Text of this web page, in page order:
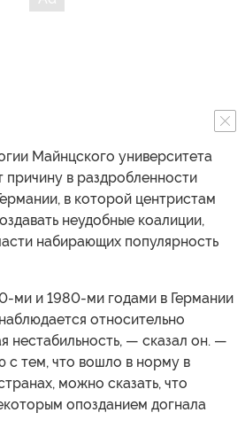
Майнцского университета
в раздробленности
в которой центристам
неудобные коалиции,
набирающих популярность
ми и 1980-ми годами в Германии
относительно
нестабильность, — сказал он. —
с тем, что вошло в норму в
можно сказать, что
опозданием догнала